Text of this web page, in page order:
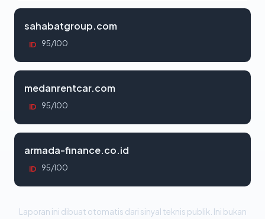
sahabatgroup.com
ID 95/100
medanrentcar.com
ID 95/100
armada-finance.co.id
ID 95/100
Laporan ini dibuat otomatis dari sinyal teknis publik. Ini bukan